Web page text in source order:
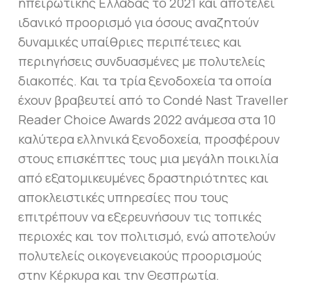
ιδανικό προορισμό για όσους αναζητούν
δυναμικές υπαίθριες περιπέτειες και
περιηγήσεις συνδυασμένες με πολυτελείς
διακοπές. Και τα τρία ξενοδοχεία τα οποία
έχουν βραβευτεί από το Condé Nast Traveller
Reader Choice Awards 2022 ανάμεσα στα 10
καλύτερα ελληνικά ξενοδοχεία, προσφέρουν
στους επισκέπτες τους μια μεγάλη ποικιλία
από εξατομικευμένες δραστηριότητες και
αποκλειστικές υπηρεσίες που τους
επιτρέπουν να εξερευνήσουν τις τοπικές
περιοχές και τον πολιτισμό, ενώ αποτελούν
πολυτελείς οικογενειακούς προορισμούς
στην Κέρκυρα και την Θεσπρωτία.